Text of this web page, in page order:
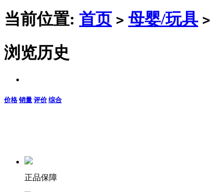
当前位置: 首页 > 母婴/玩具 >
浏览历史
价格 销量 评价 综合
正品保障